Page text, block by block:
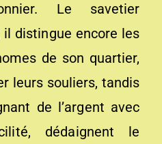
Le savetier
distingue encore les
de son quartier,
leurs souliers, tandis
de l’argent avec
dédaignent le